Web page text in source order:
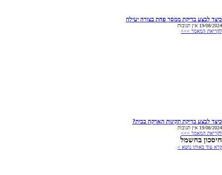
כיצד לבצע בדיקת ממסר פחת בצורה יעילה
19/08/2024 אין תגובות
לקריאת המאמר >>>
כיצד לבצע בדיקת תקינות הארקה בבית?
19/08/2024 אין תגובות
לקריאת המאמר >>>
חיסכון בחשמל
קרא עוד באותו נושא >